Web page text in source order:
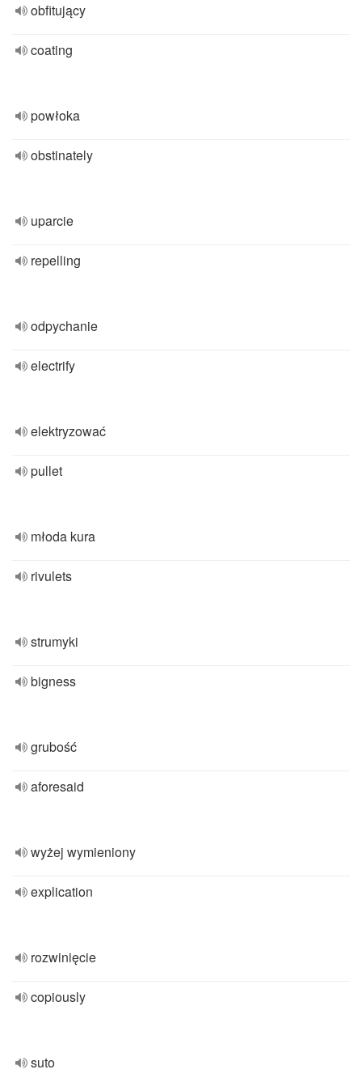
obfitujący
coating
powłoka
obstinately
uparcie
repelling
odpychanie
electrify
elektryzować
pullet
młoda kura
rivulets
strumyki
bigness
grubość
aforesaid
wyżej wymieniony
explication
rozwinięcie
copiously
suto